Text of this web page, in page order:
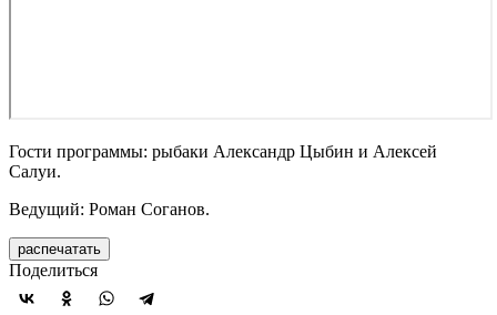
Гости программы: рыбаки Александр Цыбин и Алексей
Салуи.
Ведущий: Роман Соганов.
распечатать
Поделиться